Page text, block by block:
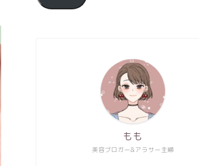
美容ブロガー&アラサー主婦
もも